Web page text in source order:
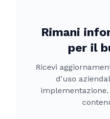
Rimani
per il
Ricevi
d'uso